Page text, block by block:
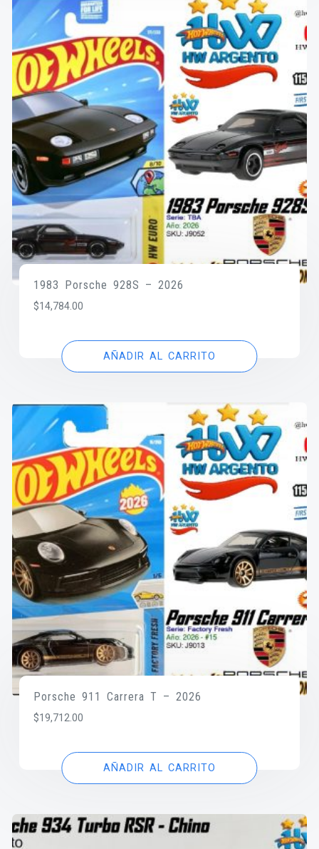
1983 Porsche 928S – 2026
$14,784.00
AÑADIR AL CARRITO
Porsche 911 Carrera T – 2026
$19,712.00
AÑADIR AL CARRITO